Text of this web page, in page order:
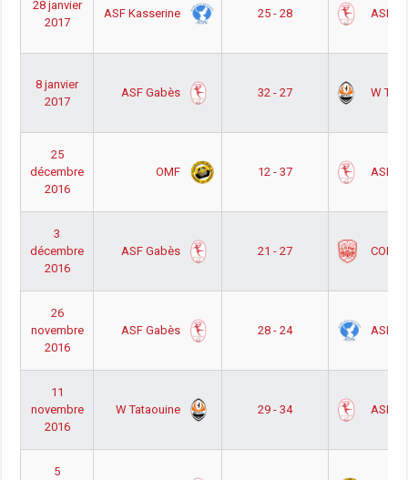
28 janvier
2017
ASF Kasserine 25 - 28 ASF
8 janvier
2017
ASF Gabès 32 - 27 W
25
décembre
2016
OMF 12 - 37 ASF
3
décembre
2016
ASF Gabès 21 - 27 COD
26
novembre
2016
ASF Gabès 28 - 24 ASF
11
novembre
2016
W Tataouine 29 - 34 ASF
5